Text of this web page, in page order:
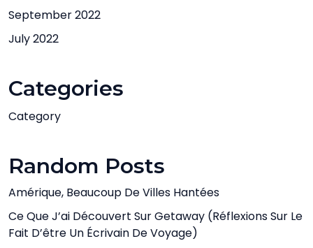
September 2022
July 2022
Categories
Category
Random Posts
Amérique, Beaucoup De Villes Hantées
Ce Que J’ai Découvert Sur Getaway (Réflexions Sur Le
Fait D’être Un Écrivain De Voyage)